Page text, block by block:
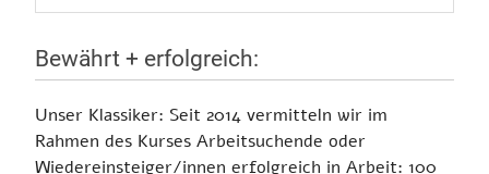
Bewährt + erfolgreich:
Unser Klassiker: Seit 2014 vermitteln wir im
Rahmen des Kurses Arbeitsuchende oder
Wiedereinsteiger/innen erfolgreich in Arbeit: 100